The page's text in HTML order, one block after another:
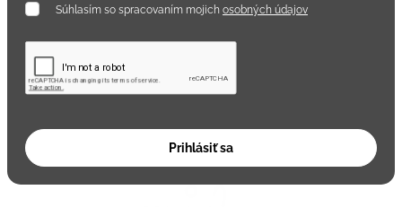
Súhlasím so spracovaním mojich osobných údajov
Prihlásiť sa